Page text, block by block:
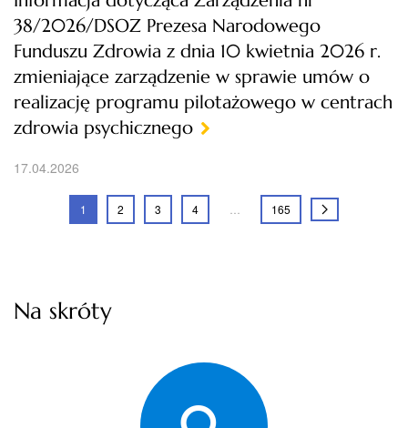
38/2026/DSOZ Prezesa Narodowego
Funduszu Zdrowia z dnia 10 kwietnia 2026 r.
zmieniające zarządzenie w sprawie umów o
realizację programu pilotażowego w centrach
zdrowia psychicznego
17.04.2026
1 2 3 4 165
Na skróty